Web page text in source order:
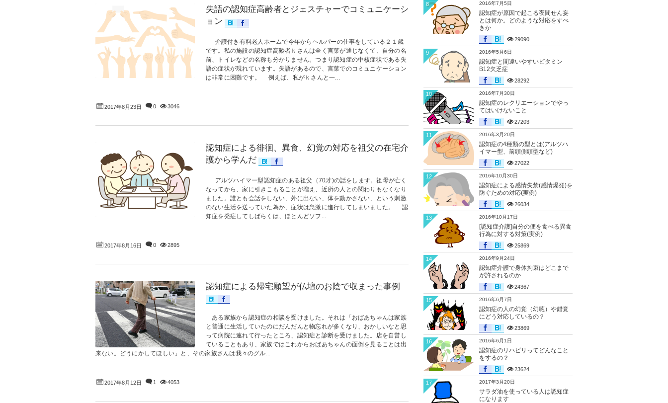
失語の認知症高齢者とジェスチャーでコミュニケーシ
ョン
介護付き有料老人ホームで今年からヘルパーの仕事をしている２１歳
です。私の施設の認知症高齢者ｋさんは全く言葉が通じなくて、自分の名
前、トイレなどの名称も分かりません。つまり認知症の中核症状である失
語の症状が現れています。失語があるので、言葉でのコミュニケーション
は非常に困難です。 例えば、私がｋさんと一...
2017年8月23日 0 3046
認知症による徘徊、異食、幻覚の対応を祖父の在宅介
護から学んだ
アルツハイマー型認知症のある祖父（70才)の話をします。祖母が亡く
なってから、家に引きこもることが増え、近所の人との関わりもなくなり
ました。誰とも会話をしない、外に出ない、体を動かさない、という刺激
のない生活を送っていた為か、症状は急激に進行してしまいました。 認
知症を発症してしばらくは、ほとんどソフ...
2017年8月16日 0 2895
認知症による帰宅願望が仏壇のお陰で収まった事例
ある家族から認知症の相談を受けました。それは「おばあちゃんは家族
と普通に生活していたのにだんだんと物忘れが多くなり、おかしいなと思
って病院に連れて行ったところ、認知症と診断を受けました。店を自営し
ていることもあり、家族ではこれからおばあちゃんの面倒を見ることは出
来ない。どうにかしてほしい」と、その家族さんは我々のグル...
2017年8月12日 1 4053
2016年7月5日
認知症が原因で起こる夜間せん妄
とは何か。どのような対応をすべ
きか
29090
8
2016年5月6日
認知症と間違いやすいビタミン
B12欠乏症
28292
9
2016年7月30日
認知症のレクリエーションでやっ
てはいけないこと
27203
10
2016年3月20日
認知症の4種類の型とは(アルツハ
イマー型、前頭側頭型など)
27022
11
2016年10月30日
認知症による感情失禁(感情爆発)を
防ぐための対応(実例)
26034
12
2016年10月17日
[認知症介護]自分の便を食べる異食
行為に対する対策(実例)
25869
13
2016年9月24日
認知症介護で身体拘束はどこまで
が許されるのか
24367
14
2016年6月7日
認知症の人の幻覚（幻聴）や錯覚
にどう対応しているの？
23869
15
2016年6月1日
認知症のリハビリってどんなこと
をするの？
23624
16
2017年3月20日
サラダ油を使っている人は認知症
になります
17